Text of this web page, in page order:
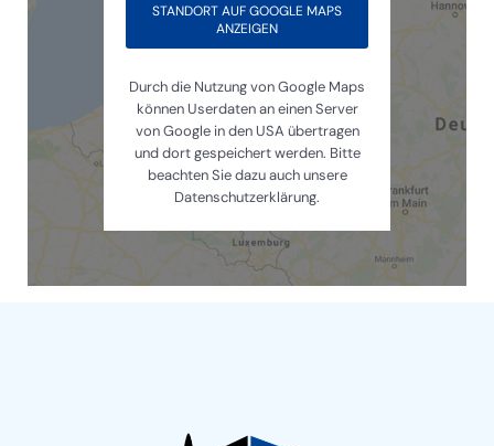
STANDORT AUF GOOGLE MAPS
ANZEIGEN
Durch die Nutzung von Google Maps
können Userdaten an einen Server
von Google in den USA übertragen
und dort gespeichert werden. Bitte
beachten Sie dazu auch unsere
Datenschutzerklärung.